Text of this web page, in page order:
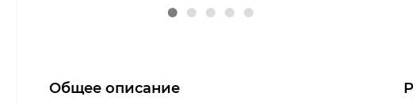
Общее описание